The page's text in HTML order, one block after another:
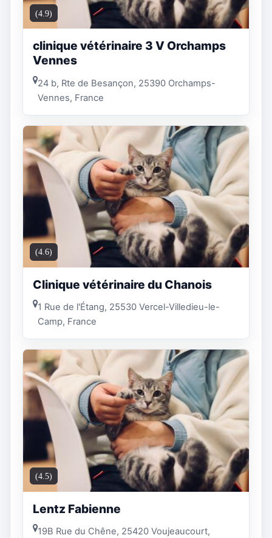
(4.9)
clinique vétérinaire 3 V Orchamps
Vennes
24 b, Rte de Besançon, 25390 Orchamps-
Vennes, France
(4.6)
Clinique vétérinaire du Chanois
1 Rue de l'Étang, 25530 Vercel-Villedieu-le-
Camp, France
(4.5)
Lentz Fabienne
19B Rue du Chêne, 25420 Voujeaucourt,